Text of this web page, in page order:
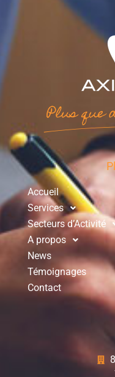
Plus que
Accueil
Services
Secteurs d’Activité
A propos
News
Témoignages
Contact